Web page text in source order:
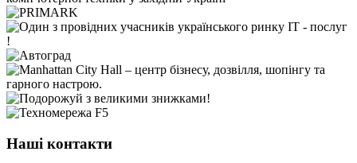
Наші контакти